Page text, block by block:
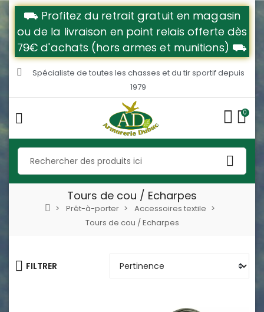
⛟ Profitez du retrait gratuit en magasin
ou de la livraison en point relais offerte dès
79€ d'achats (hors armes et munitions) ⛟
Spécialiste de toutes les chasses et du tir sportif depuis
1979
0
Tours de cou / Echarpes
Prêt-à-porter
Accessoires textile
Tours de cou / Echarpes
FILTRER